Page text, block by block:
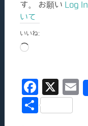
す。 お願い Log In
いて
いいね:
読
み
中…
F
a
X
E
共